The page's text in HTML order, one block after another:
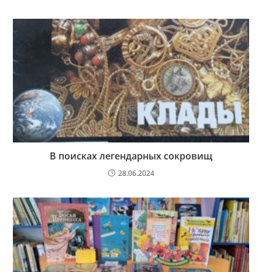
В поисках легендарных сокровищ
28.06.2024